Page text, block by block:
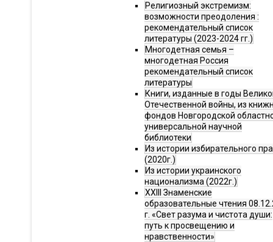
Религиозный экстремизм:
возможности преодоления :
рекомендательный список
литературы (2023-2024 гг.)
Многодетная семья –
многодетная Россия
рекомендательный список
литературы
Книги, изданные в годы
Отечественной войны, из
фондов Новгородской
универсальной научной
библиотеки
Из истории избирательного
(2020г.)
Из истории украинского
национализма (2022г.)
XXIII Знаменские
образовательные чтения
г. «Свет разума и чистота души:
путь к просвещению и
нравственности»